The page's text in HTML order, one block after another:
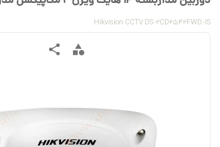
Hikvision CCTV DS-2CD2542FWD-IS